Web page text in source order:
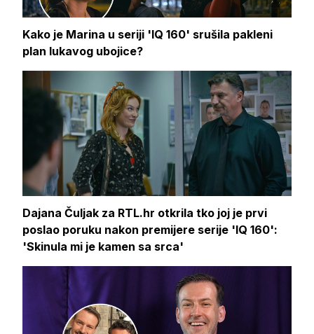
Kako je Marina u seriji 'IQ 160' srušila pakleni
plan lukavog ubojice?
Dajana Čuljak za RTL.hr otkrila tko joj je prvi
poslao poruku nakon premijere serije 'IQ 160':
'Skinula mi je kamen sa srca'